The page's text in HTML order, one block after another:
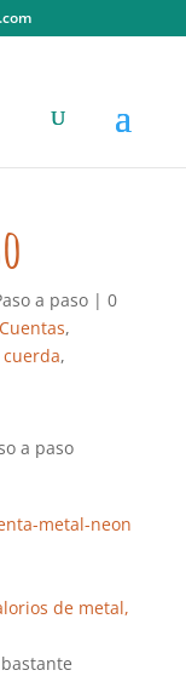
a paso| 0
Cuentas,
cuerda,